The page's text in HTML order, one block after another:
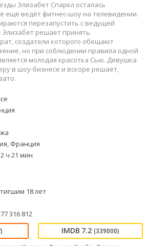
Элизабет Спаркл осталась
ещё ведёт фитнес-шоу на телевидении.
перезапустить с ведущей
решает принять
создатели которого обещают
но при соблюдении правила одной
молодая красотка Сью. Девушка
в шоу-бизнесе и вскоре решает,
Франция
2 ч 21 мин
18 лет
316 812
7.2 (339000)